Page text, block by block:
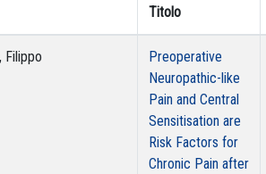
Titolo
Filippo
Preoperative
Neuropathic-like
Pain and Central
Sensitisation are
Risk Factors for
Chronic Pain after